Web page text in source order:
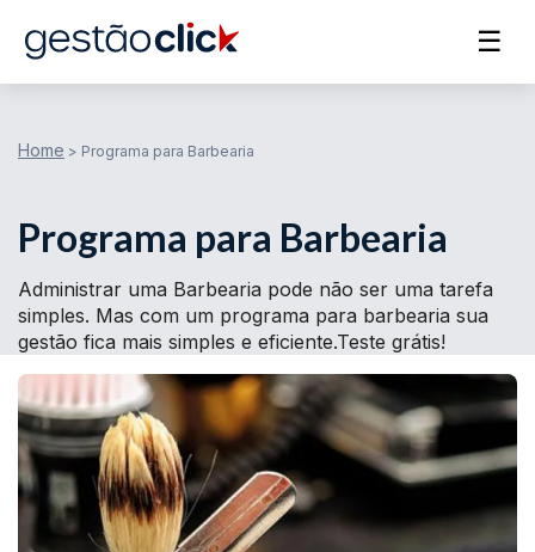
☰
Home > Programa para Barbearia
Programa para Barbearia
Administrar uma Barbearia pode não ser uma tarefa
simples. Mas com um programa para barbearia sua
gestão fica mais simples e eficiente.Teste grátis!